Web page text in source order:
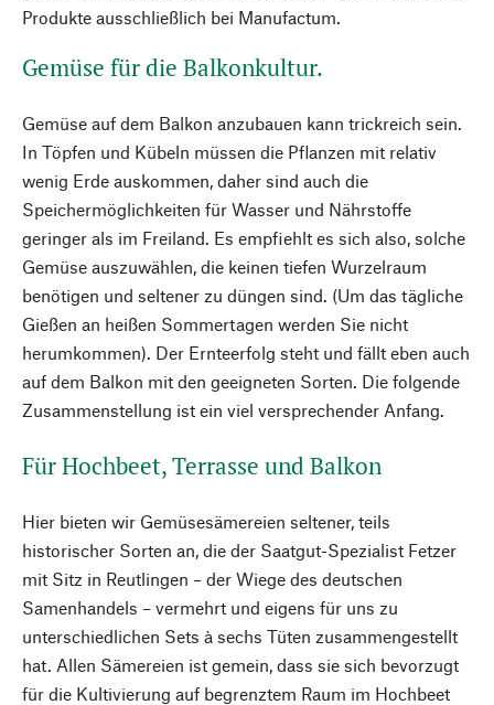
Produkte ausschließlich bei Manufactum.
Gemüse für die Balkonkultur.
Gemüse auf dem Balkon anzubauen kann trickreich sein.
In Töpfen und Kübeln müssen die Pflanzen mit relativ
wenig Erde auskommen, daher sind auch die
Speichermöglichkeiten für Wasser und Nährstoffe
geringer als im Freiland. Es empfiehlt es sich also, solche
Gemüse auszuwählen, die keinen tiefen Wurzelraum
benötigen und seltener zu düngen sind. (Um das tägliche
Gießen an heißen Sommertagen werden Sie nicht
herumkommen). Der Ernteerfolg steht und fällt eben auch
auf dem Balkon mit den geeigneten Sorten. Die folgende
Zusammenstellung ist ein viel versprechender Anfang.
Für Hochbeet, Terrasse und Balkon
Hier bieten wir Gemüsesämereien seltener, teils
historischer Sorten an, die der Saatgut-Spezialist Fetzer
mit Sitz in Reutlingen – der Wiege des deutschen
Samenhandels – vermehrt und eigens für uns zu
unterschiedlichen Sets à sechs Tüten zusammengestellt
hat. Allen Sämereien ist gemein, dass sie sich bevorzugt
für die Kultivierung auf begrenztem Raum im Hochbeet